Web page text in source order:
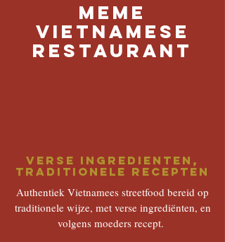
Meme
vietnamese
restaurant
Verse ingredienten,
traditionele recepten
Authentiek Vietnamees streetfood bereid op
traditionele wijze, met verse ingrediënten, en
volgens moeders recept.